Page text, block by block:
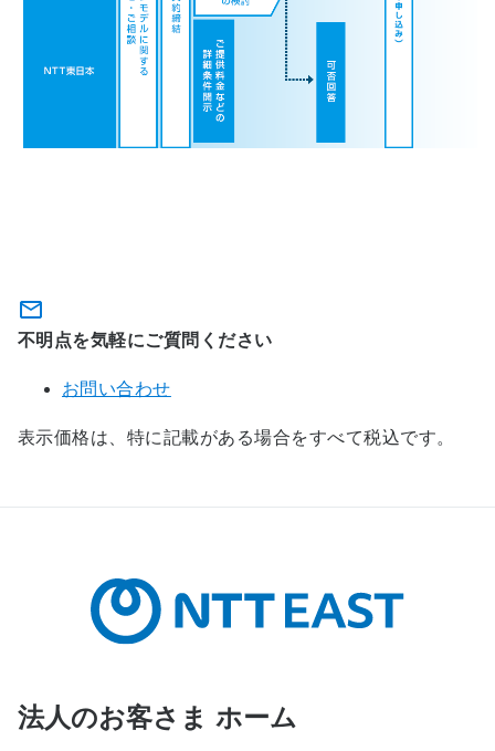
不明点を気軽にご質問ください
お問い合わせ
表示価格は、特に記載がある場合をすべて税込です。
法人のお客さま ホーム